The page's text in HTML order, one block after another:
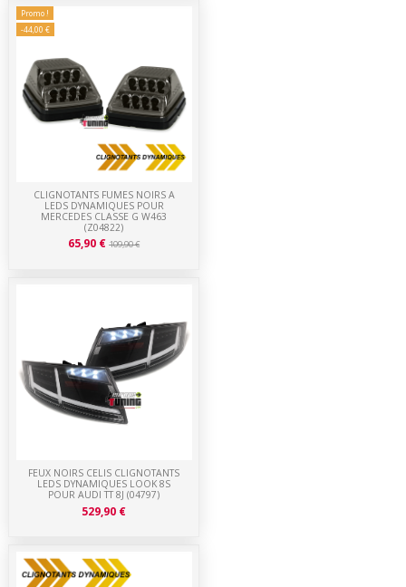
FEUX NOIRS CELIS CLIGNOTANTS
LEDS DYNAMIQUES LOOK 8S
POUR AUDI TT 8J (04797)
529,90 €
Promo !
-44,00 €
CLIGNOTANTS FUMES NOIRS A
LEDS DYNAMIQUES POUR
MERCEDES CLASSE G W463
(Z04822)
65,90 €109,90 €